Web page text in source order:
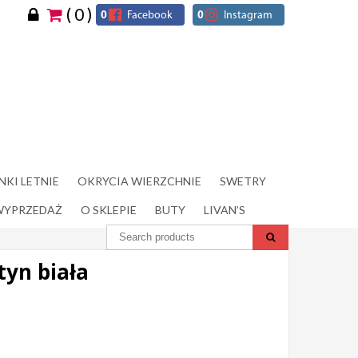
Facebook
0 Instagram
0
( 0 )
LETNIE OKRYCIA WIERZCHNIE SWETRY
O SKLEPIE BUTY LIVAN’S
biała